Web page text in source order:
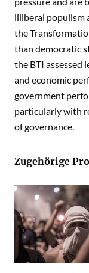
illiberal populism
the
than democratic
the BTI assessed
and economic
government
particularly with
of governance.
Zugehörige